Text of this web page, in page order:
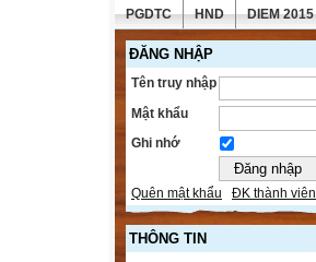
PGDTC
HND DIEM 2015
ĐĂNG NHẬP
Tên truy nhập
Mật khẩu
Ghi nhớ
Quên mật khẩu ĐK thành viên
THÔNG TIN